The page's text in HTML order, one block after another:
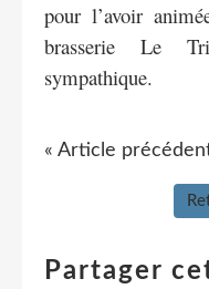
pour l’avoir
brasserie Le
sympathique.
« Article
Partager